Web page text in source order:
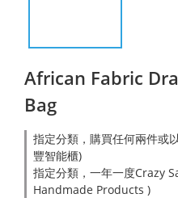
African Fabric
Bag
指定分類，購買任何兩件或
豐智能櫃)
指定分類，一年一度Crazy
Handmade Products )